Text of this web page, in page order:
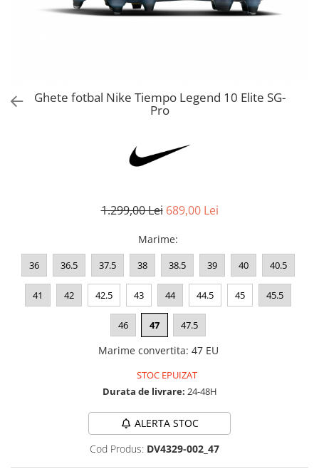
Bluze fotbal copii
Sorturi fotbal femei
Ghete fotbal Nike Tiempo Legend 10 Elite SG-
Pro
1.299,00 Lei 689,00 Lei
Marime:
36 36.5 37.5 38 38.5 39 40 40.5
41 42 42.5 43 44 44.5 45 45.5
46 47 47.5
Marime convertita: 47 EU
STOC EPUIZAT
Durata de livrare: 24-48H
ALERTA STOC
Cod Produs: DV4329-002_47